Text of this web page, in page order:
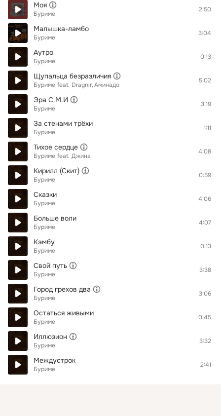
Моя
Буриме
2:50
Малышка-ламбо
Буриме
3:04
Аутро
Буриме
0:13
Щупальца безразличия
Буриме feat. Dragnir Аминадо
5:02
Эра С.М.И
Буриме
3:19
За стенами трёхи
Буриме
1:11
Тихое сердце
Буриме feat. Джина
4:08
Кирилл (Скит)
Буриме
0:59
Сказки
Буриме
4:06
Больше воли
Буриме
4:07
Кэмбу
Буриме
0:13
Свой путь
Буриме
3:38
Город грехов два
Буриме
3:06
Остаться живыми
Буриме
0:45
Иллюзион
Буриме
3:32
Междустрок
Буриме
2:41